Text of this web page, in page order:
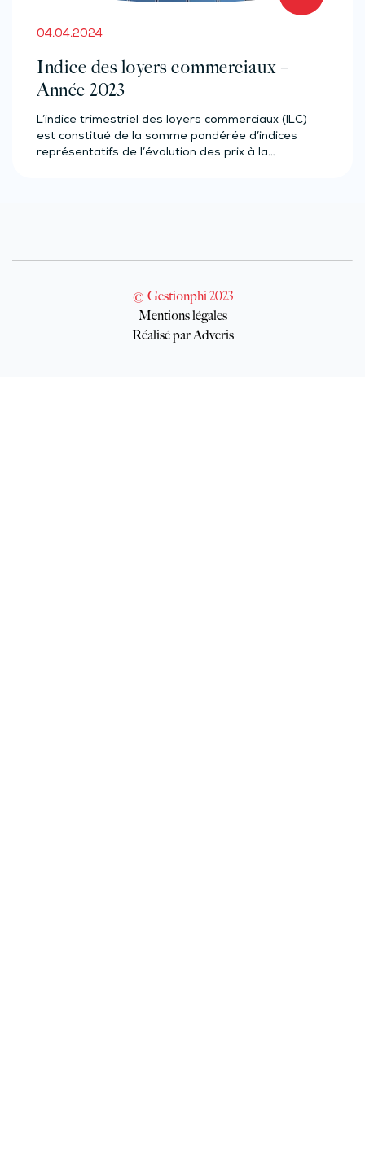
04.04.2024
Indice des loyers commerciaux –
Année 2023
L’indice trimestriel des loyers commerciaux (ILC)
est constitué de la somme pondérée d’indices
représentatifs de l’évolution des prix à la…
© Gestionphi 2023
Mentions légales
Réalisé par Adveris